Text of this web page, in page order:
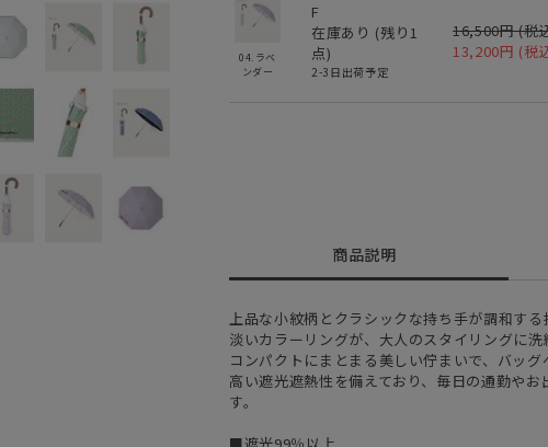
04.ラベ
ンダー
F
在庫あり (残り1
点)
2-3日出荷予定
16,500円 (税
13,200円 (税
商品説明
上品な小紋柄とクラシックな持ち手が調和する
淡いカラーリングが、大人のスタイリングに洗
コンパクトにまとまる美しい佇まいで、バッグ
高い遮光遮熱性を備えており、毎日の通勤や
す。